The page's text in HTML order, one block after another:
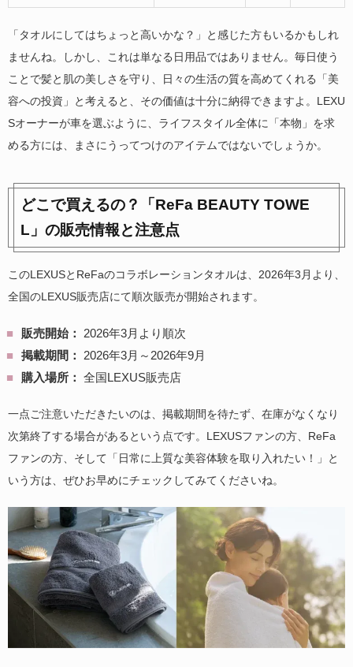
「タオルにしてはちょっと高いかな？」と感じた方もいるかもしれ
ませんね。しかし、これは単なる日用品ではありません。毎日使う
ことで髪と肌の美しさを守り、日々の生活の質を高めてくれる「美
容への投資」と考えると、その価値は十分に納得できますよ。LEXU
Sオーナーが車を選ぶように、ライフスタイル全体に「本物」を求
める方には、まさにうってつけのアイテムではないでしょうか。
どこで買えるの？「ReFa BEAUTY TOWE
L」の販売情報と注意点
このLEXUSとReFaのコラボレーションタオルは、2026年3月より、
全国のLEXUS販売店にて順次販売が開始されます。
販売開始：
2026年3月より順次
掲載期間：
2026年3月～2026年9月
購入場所： 全国LEXUS販売店
一点ご注意いただきたいのは、掲載期間を待たず、在庫がなくなり
次第終了する場合があるという点です。LEXUSファンの方、ReFa
ファンの方、そして「日常に上質な美容体験を取り入れたい！」と
いう方は、ぜひお早めにチェックしてみてくださいね。